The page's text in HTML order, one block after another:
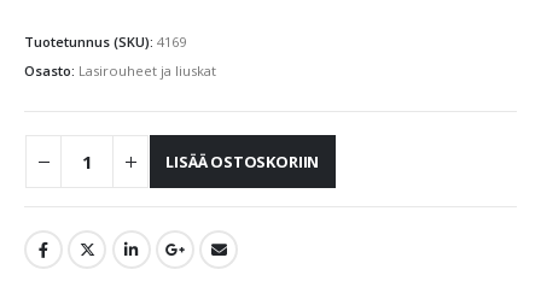
Tuotetunnus (SKU): 4169
Osasto: Lasirouheet ja liuskat
LISÄÄ OSTOSKORIIN